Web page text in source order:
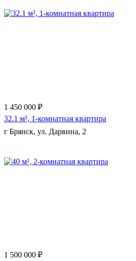
1 450 000 ₽
32.1 м², 1-комнатная квартира
г Брянск, ул. Дарвина, 2
1 500 000 ₽